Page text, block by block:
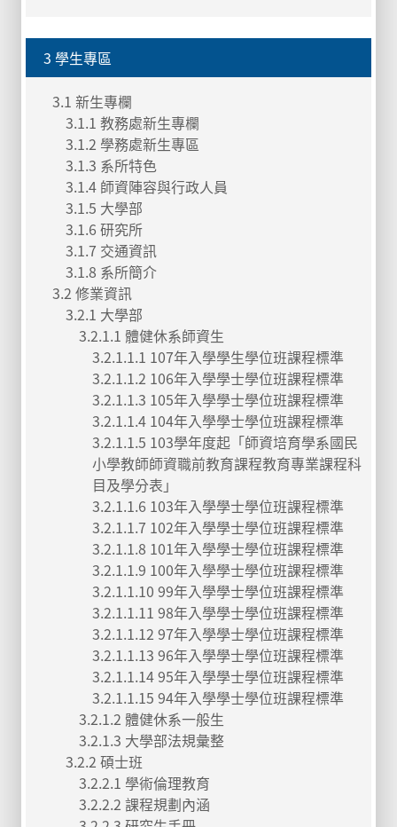
3 學生專區
3.1 新生專欄
3.1.1 教務處新生專欄
3.1.2 學務處新生專區
3.1.3 系所特色
3.1.4 師資陣容與行政人員
3.1.5 大學部
3.1.6 研究所
3.1.7 交通資訊
3.1.8 系所簡介
3.2 修業資訊
3.2.1 大學部
3.2.1.1 體健休系師資生
3.2.1.1.1 107年入學學生學位班課程標準
3.2.1.1.2 106年入學學士學位班課程標準
3.2.1.1.3 105年入學學士學位班課程標準
3.2.1.1.4 104年入學學士學位班課程標準
3.2.1.1.5 103學年度起「師資培育學系國民
小學教師師資職前教育課程教育專業課程科
目及學分表」
3.2.1.1.6 103年入學學士學位班課程標準
3.2.1.1.7 102年入學學士學位班課程標準
3.2.1.1.8 101年入學學士學位班課程標準
3.2.1.1.9 100年入學學士學位班課程標準
3.2.1.1.10 99年入學學士學位班課程標準
3.2.1.1.11 98年入學學士學位班課程標準
3.2.1.1.12 97年入學學士學位班課程標準
3.2.1.1.13 96年入學學士學位班課程標準
3.2.1.1.14 95年入學學士學位班課程標準
3.2.1.1.15 94年入學學士學位班課程標準
3.2.1.2 體健休系一般生
3.2.1.3 大學部法規彙整
3.2.2 碩士班
3.2.2.1 學術倫理教育
3.2.2.2 課程規劃內涵